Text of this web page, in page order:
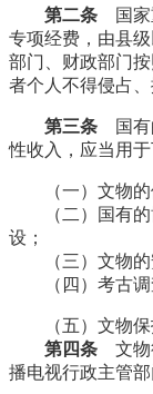
第二条 国家
专项经费，由县
部门、财政部门
者个人不得侵占、
第三条 国有
性收入，应当用于
（一）文物
（二）国有
设；
（三）文物
（四）考古
（五）文物
第四条 文物
播电视行政主管